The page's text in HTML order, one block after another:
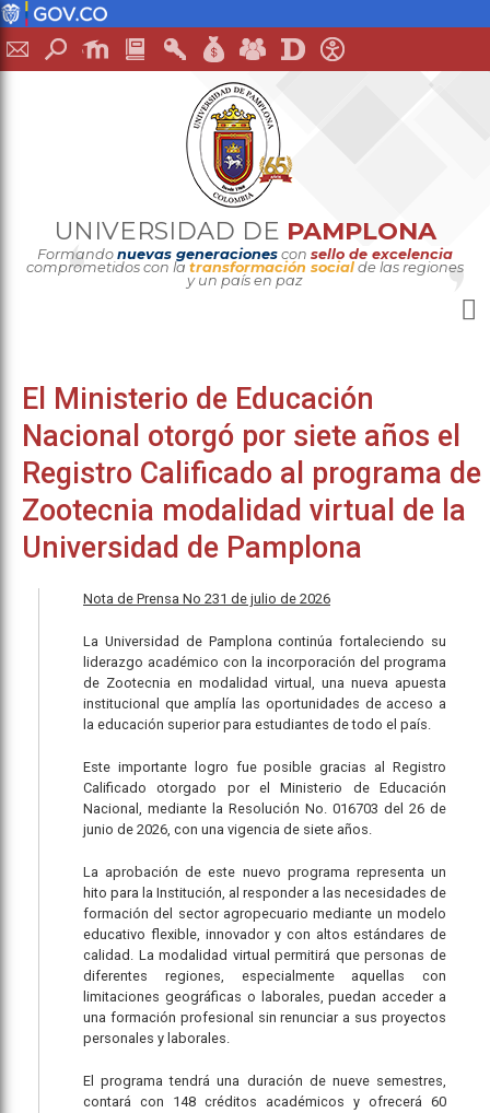
UNIVERSIDAD DE PAMPLONA
Formando nuevas generaciones con sello de excelencia
comprometidos con la transformación social de las regiones
y un país en paz
El Ministerio de Educación
Nacional otorgó por siete años el
Registro Calificado al programa de
Zootecnia modalidad virtual de la
Universidad de Pamplona
Nota de Prensa No 231 de julio de 2026
La Universidad de Pamplona continúa fortaleciendo su
liderazgo académico con la incorporación del programa
de Zootecnia en modalidad virtual, una nueva apuesta
institucional que amplía las oportunidades de acceso a
la educación superior para estudiantes de todo el país.
Este importante logro fue posible gracias al Registro
Calificado otorgado por el Ministerio de Educación
Nacional, mediante la Resolución No. 016703 del 26 de
junio de 2026, con una vigencia de siete años.
La aprobación de este nuevo programa representa un
hito para la Institución, al responder a las necesidades de
formación del sector agropecuario mediante un modelo
educativo flexible, innovador y con altos estándares de
calidad. La modalidad virtual permitirá que personas de
diferentes regiones, especialmente aquellas con
limitaciones geográficas o laborales, puedan acceder a
una formación profesional sin renunciar a sus proyectos
personales y laborales.
El programa tendrá una duración de nueve semestres,
contará con 148 créditos académicos y ofrecerá 60